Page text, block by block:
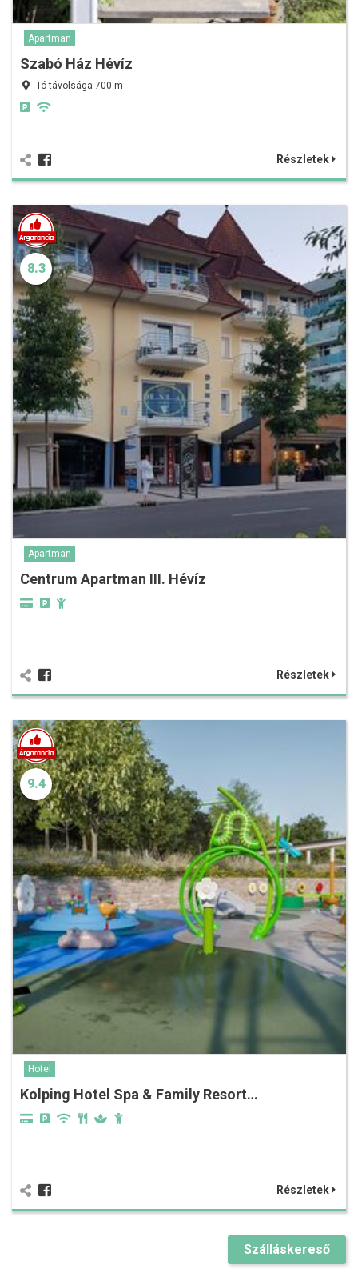
Apartman
Szabó Ház Hévíz
Tó távolsága 700 m
Részletek
8.3
Apartman
Centrum Apartman III. Hévíz
Részletek
9.4
Hotel
Kolping Hotel Spa & Family Resort…
Részletek
Szálláskereső